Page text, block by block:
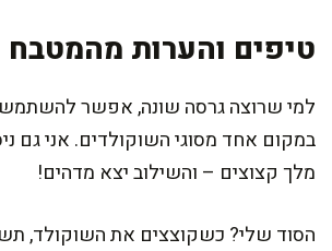
טיפים והערות
למי שרוצה גרסה שונה, אפשר
במקום אחד מסוגי השוקולדים. אני גם
מלך קצוצים – והשילוב יצא מדהים!
הסוד שלי? כשקוצצים את השוקולד,